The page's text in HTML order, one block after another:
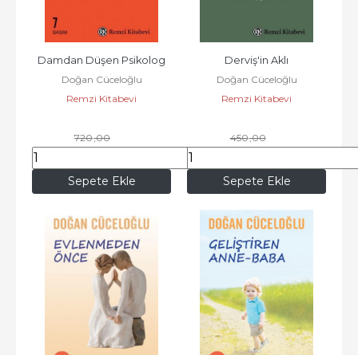
Sepete Ekle
Damdan Düşen Psikolog
Doğan Cüceloğlu
Remzi Kitabevi
720,00
590,40
Sepete Ekle
Derviş'in Aklı
Doğan Cüceloğlu
Remzi Kitabevi
450,00
369,00